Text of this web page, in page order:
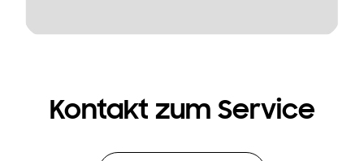
Kontakt zum Service